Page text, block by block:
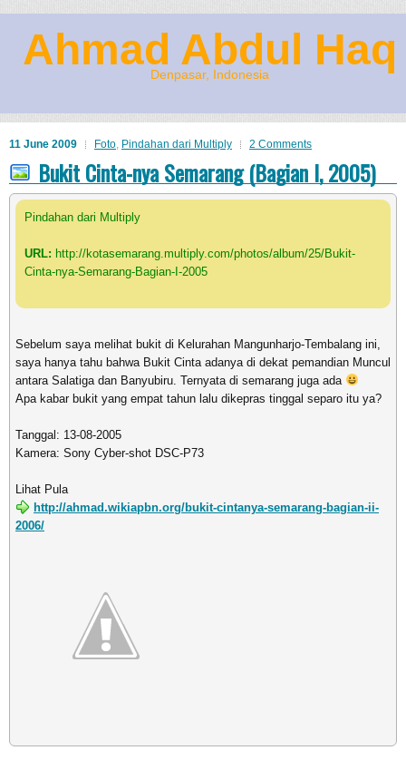
Ahmad Abdul Haq
Denpasar, Indonesia
11 June 2009 Foto, Pindahan dari Multiply 2 Comments
Bukit Cinta-nya Semarang (Bagian I, 2005)
Pindahan dari Multiply
URL: http://kotasemarang.multiply.com/photos/album/25/Bukit-
Cinta-nya-Semarang-Bagian-I-2005
Sebelum saya melihat bukit di Kelurahan Mangunharjo-Tembalang ini,
saya hanya tahu bahwa Bukit Cinta adanya di dekat pemandian Muncul
antara Salatiga dan Banyubiru. Ternyata di semarang juga ada
Apa kabar bukit yang empat tahun lalu dikepras tinggal separo itu ya?
Tanggal: 13-08-2005
Kamera: Sony Cyber-shot DSC-P73
Lihat Pula
http://ahmad.wikiapbn.org/bukit-cintanya-semarang-bagian-ii-
2006/